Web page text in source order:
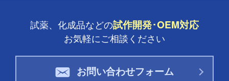
試薬、化成品などの試作開発･OEM対応
お気軽にご相談ください
お問い合わせフォーム